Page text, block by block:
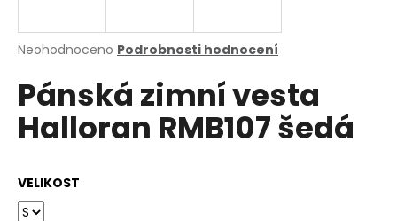
Průměrné
produktu
je
0,0
Neohodnoceno Podrobnosti hodnocení
Pánská zimní vesta
Halloran RMB107 šedá
VELIKOST
j
t
?